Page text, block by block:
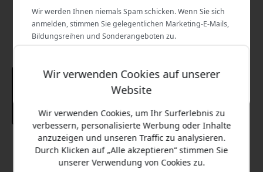
Empfohlener Preis
19.99 EUR
Wir verwenden Cookies auf unserer
Website
Wir verwenden Cookies, um Ihr Surferlebnis zu
verbessern, personalisierte Werbung oder Inhalte
anzuzeigen und unseren Traffic zu analysieren.
Durch Klicken auf „Alle akzeptieren“ stimmen Sie
unserer Verwendung von Cookies zu.
Wir werden Ihnen niemals Spam schicken. Wenn Sie sich
anmelden, stimmen Sie gelegentlichen Marketing-E-Mails,
Bildungsreihen und Sonderangeboten zu.